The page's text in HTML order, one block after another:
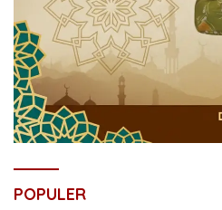
POPULER